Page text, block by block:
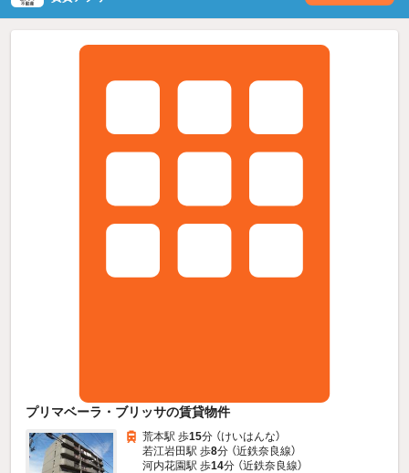
プリマベーラ・ブリッサの賃貸物件
荒本駅 歩15分 （けいはんな）
若江岩田駅 歩8分 （近鉄奈良線）
河内花園駅 歩14分 （近鉄奈良線）